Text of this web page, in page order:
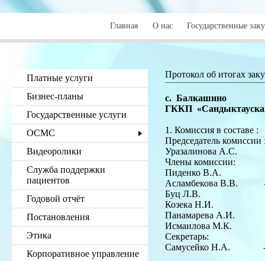
Главная О нас Государственные
Платные услуги
Бизнес-планы
Государственные услуги
ОСМС
Видеоролики
Служба поддержки
пациентов
Годовой отчёт
Постановления
Этика
Корпоративное управление
Протокол об итогах
с. Балкашино
ГККП
1. Комиссия в составе :
Председатель комиссии
Уразалинова А.С. -
Члены комиссии:
Пиденко В.А. –
Асламбекова В.В. -
Буц Л.В. - мед/
Козека Н.И. -
Панамарева А.И. -
Исмаилова М.К. -
Секретарь:
Самусейко Н.А. -